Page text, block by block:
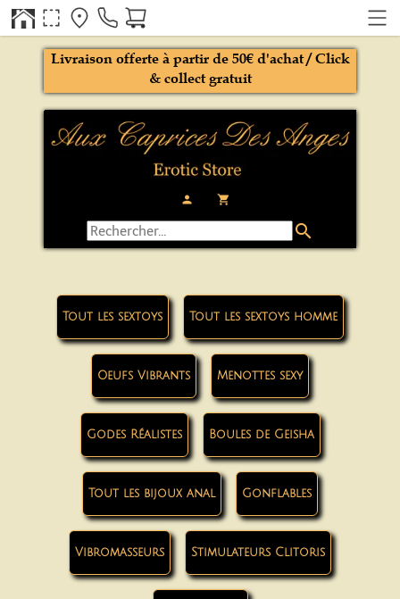
person local_grocery_store
Livraison offerte à partir de 50€ d'achat / Click
& collect gratuit
search
Tout les sextoys Tout les sextoys homme
Oeufs Vibrants Menottes sexy
Godes Réalistes Boules de Geisha
Tout les bijoux anal Gonflables
Vibromasseurs Stimulateurs Clitoris